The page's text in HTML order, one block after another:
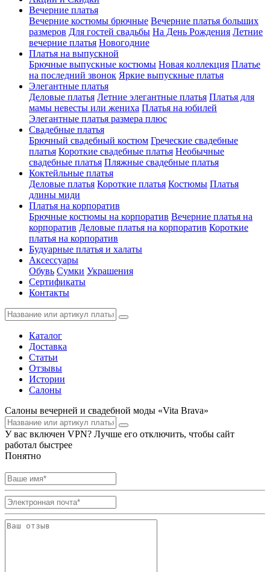
Вечерние платья
Вечерние костюмы брючные Вечерние платья больших
размеров Для гостей свадьбы На День Рождения Летние
вечерние платья Новогодние
Платья на выпускной
Брючные выпускные костюмы Новая коллекция Платье
на последний звонок Яркие выпускные платья
Элегантные платья
Деловые платья Летние элегантные платья Платья для
мамы невесты или жениха Платья на юбилей
Элегантные платья размера плюс
Свадебные платья
Брючный свадебный костюм Греческие свадебные
платья Короткие свадебные платья Необычные
свадебные платья Пляжные свадебные платья
Коктейльные платья
Деловые платья Короткие платья Костюмы Платья
длины миди
Платья на корпоратив
Брючные костюмы на корпоратив Вечерние платья на
корпоратив Деловые платья на корпоратив Короткие
платья на корпоратив
Будуарные платья и халаты
Аксессуары
Обувь Сумки Украшения
Сертификаты
Контакты
Каталог
Доставка
Статьи
Отзывы
Истории
Салоны
Салоны вечерней и свадебной моды «Vita Brava»
У вас включен VPN? Лучше его отключить, чтобы сайт
работал быстрее
Понятно